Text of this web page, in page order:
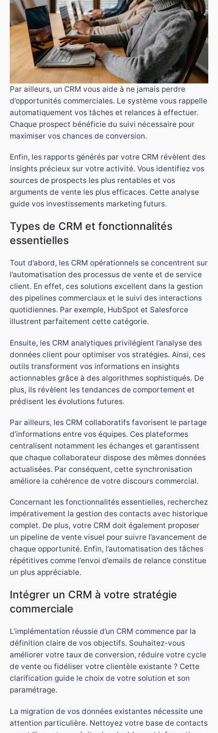
Par ailleurs, un CRM vous aide à ne jamais perdre
d’opportunités commerciales. Le système vous rappelle
automatiquement vos tâches et relances à effectuer.
Chaque prospect bénéficie du suivi nécessaire pour
maximiser vos chances de conversion.
Enfin, les rapports générés par votre CRM révèlent des
insights précieux sur votre activité. Vous identifiez vos
sources de prospects les plus rentables et vos
arguments de vente les plus efficaces. Cette analyse
guide vos investissements marketing futurs.
Types de CRM et fonctionnalités
essentielles
Tout d’abord, les CRM opérationnels se concentrent sur
l’automatisation des processus de vente et de service
client. En effet, ces solutions excellent dans la gestion
des pipelines commerciaux et le suivi des interactions
quotidiennes. Par exemple, HubSpot et Salesforce
illustrent parfaitement cette catégorie.
Ensuite, les CRM analytiques privilégient l’analyse des
données client pour optimiser vos stratégies. Ainsi, ces
outils transforment vos informations en insights
actionnables grâce à des algorithmes sophistiqués. De
plus, ils révèlent les tendances de comportement et
prédisent les évolutions futures.
Par ailleurs, les CRM collaboratifs favorisent le partage
d’informations entre vos équipes. Ces plateformes
centralisent notamment les échanges et garantissent
que chaque collaborateur dispose des mêmes données
actualisées. Par conséquent, cette synchronisation
améliore la cohérence de votre discours commercial.
Concernant les fonctionnalités essentielles, recherchez
impérativement la gestion des contacts avec historique
complet. De plus, votre CRM doit également proposer
un pipeline de vente visuel pour suivre l’avancement de
chaque opportunité. Enfin, l’automatisation des tâches
répétitives comme l’envoi d’emails de relance constitue
un plus appréciable.
Intégrer un CRM à votre stratégie
commerciale
L’implémentation réussie d’un CRM commence par la
définition claire de vos objectifs. Souhaitez-vous
améliorer votre taux de conversion, réduire votre cycle
de vente ou fidéliser votre clientèle existante ? Cette
clarification guide le choix de votre solution et son
paramétrage.
La migration de vos données existantes nécessite une
attention particulière. Nettoyez votre base de contacts